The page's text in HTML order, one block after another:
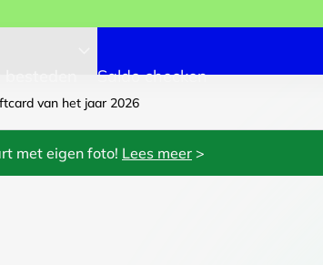
Saldo checken
van het jaar 2026
met eigen foto! Lees meer >